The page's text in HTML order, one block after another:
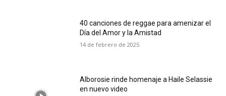
40 canciones de reggae para amenizar el
Día del Amor y la Amistad
14 de febrero de 2025
Alborosie rinde homenaje a Haile Selassie
en nuevo video